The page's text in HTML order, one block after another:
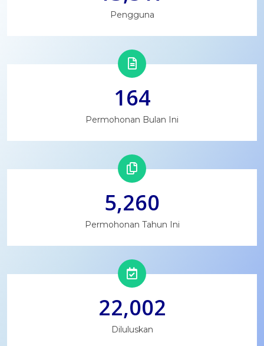
Pengguna
164
Permohonan Bulan Ini
5,260
Permohonan Tahun Ini
22,002
Diluluskan